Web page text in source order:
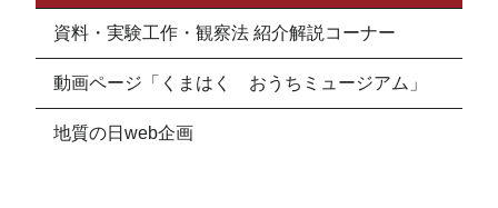
資料・実験工作・観察法 紹介解説コーナー
動画ページ「くまはく おうちミュージアム」
地質の日web企画